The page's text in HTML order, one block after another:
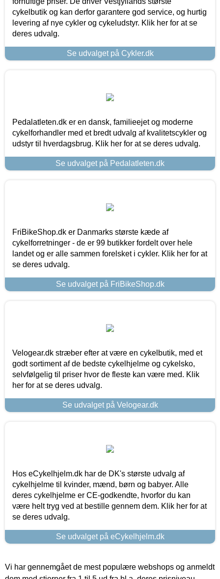
cykelbutik og kan derfor garantere god service, og hurtig
levering af nye cykler og cykeludstyr. Klik her for at se
deres udvalg.
Se udvalget på Cykler.dk
Pedalatleten.dk er en dansk, familieejet og moderne
cykelforhandler med et bredt udvalg af kvalitetscykler og
udstyr til hverdagsbrug. Klik her for at se deres udvalg.
Se udvalget på Pedalatleten.dk
FriBikeShop.dk er Danmarks største kæde af
cykelforretninger - de er 99 butikker fordelt over hele
landet og er alle sammen forelsket i cykler. Klik her for at
se deres udvalg.
Se udvalget på FriBikeShop.dk
Velogear.dk stræber efter at være en cykelbutik, med et
godt sortiment af de bedste cykelhjelme og cykelsko,
selvfølgelig til priser hvor de fleste kan være med. Klik
her for at se deres udvalg.
Se udvalget på Velogear.dk
Hos eCykelhjelm.dk har de DK's største udvalg af
cykelhjelme til kvinder, mænd, børn og babyer. Alle
deres cykelhjelme er CE-godkendte, hvorfor du kan
være helt tryg ved at bestille gennem dem. Klik her for at
se deres udvalg.
Se udvalget på eCykelhjelm.dk
Vi har gennemgået de mest populære webshops og anmeldt